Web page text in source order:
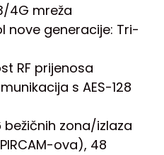
4G mreža
nove generacije: Tri-
RF prijenosa
s AES-128
bežičnih zona/izlaza
ova), 48